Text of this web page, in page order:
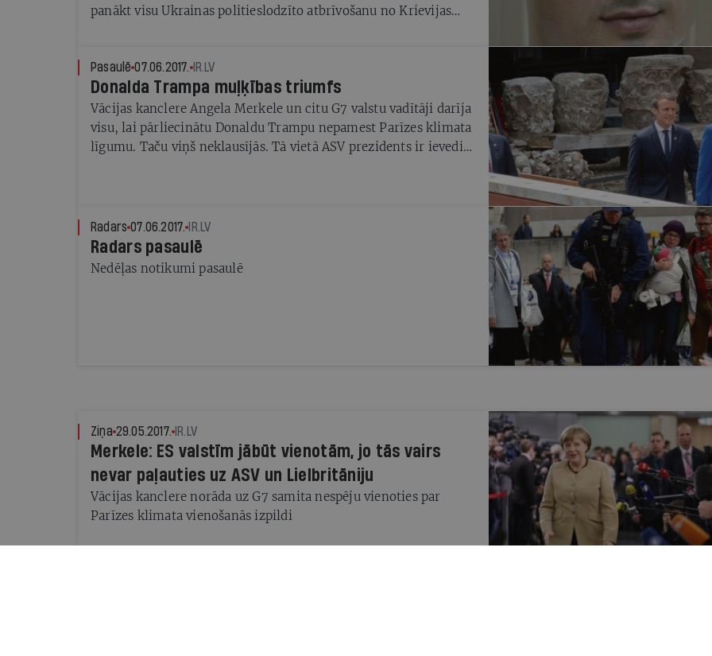
panākt visu Ukrainas politieslodzīto atbrīvošanu no Krievijas
kopiju telekanālam nodevusi Sencova māsa Natālija Kaplāne.
Pasaulē 07.06.2017. IR.LV
Donalda Trampa muļķības triumfs
Vācijas kanclere Angela Merkele un citu G7 valstu vadītāji darīja
visu, lai pārliecinātu Donaldu Trampu nepamest Parīzes klimata
līgumu. Taču viņš neklausījās. Tā vietā ASV prezidents ir ievedis
Radars 07.06.2017. IR.LV
Radars pasaulē
Nedēļas notikumi pasaulē
Ziņa 29.05.2017. IR.LV
Merkele: ES valstīm jābūt vienotām, jo tās vairs
nevar paļauties uz ASV un Lielbritāniju
Vācijas kanclere norāda uz G7 samita nespēju vienoties par
Parīzes klimata vienošanās izpildi